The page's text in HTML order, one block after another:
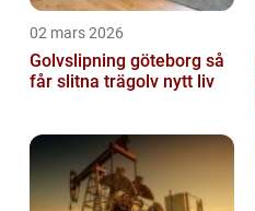
02 mars 2026
Golvslipning göteborg så
får slitna trägolv nytt liv